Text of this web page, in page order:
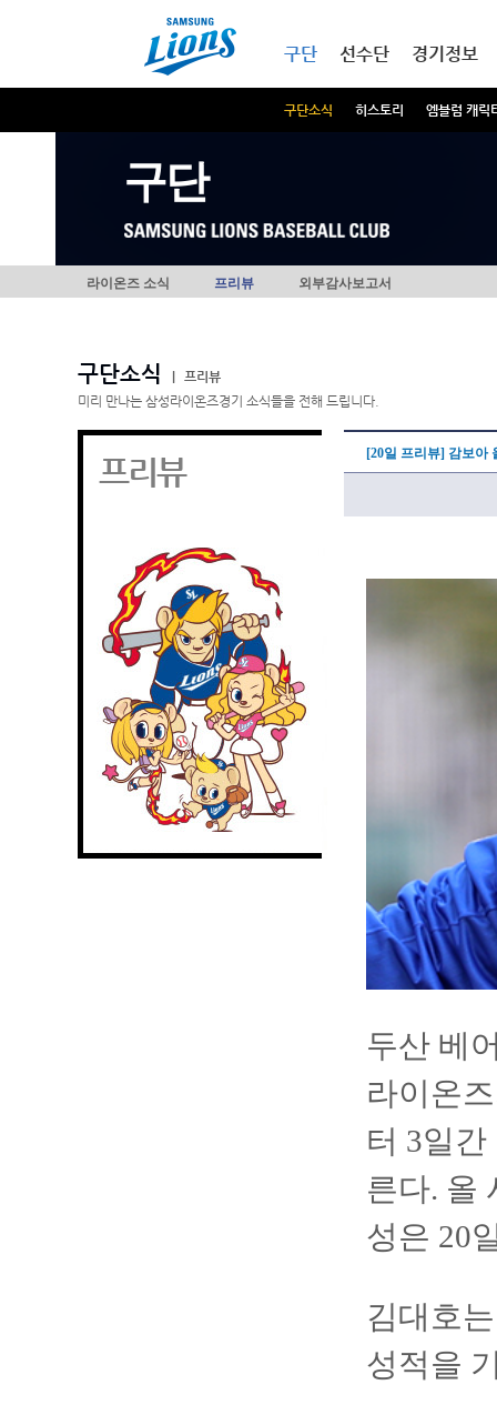
구단
구단소식 히스토리 엠블럼 캐릭
선수단 경기정보
구단
라이온즈 소식 프리뷰 외부감사보고서
구단소식
프리뷰
미리 만나는 삼성라이온즈경기 소식들을 전해 드립니다.
프리뷰 [20일 프리뷰] 감보아
두산 베
라이온
터 3일
른다. 올
성은 20
김대호
성적을